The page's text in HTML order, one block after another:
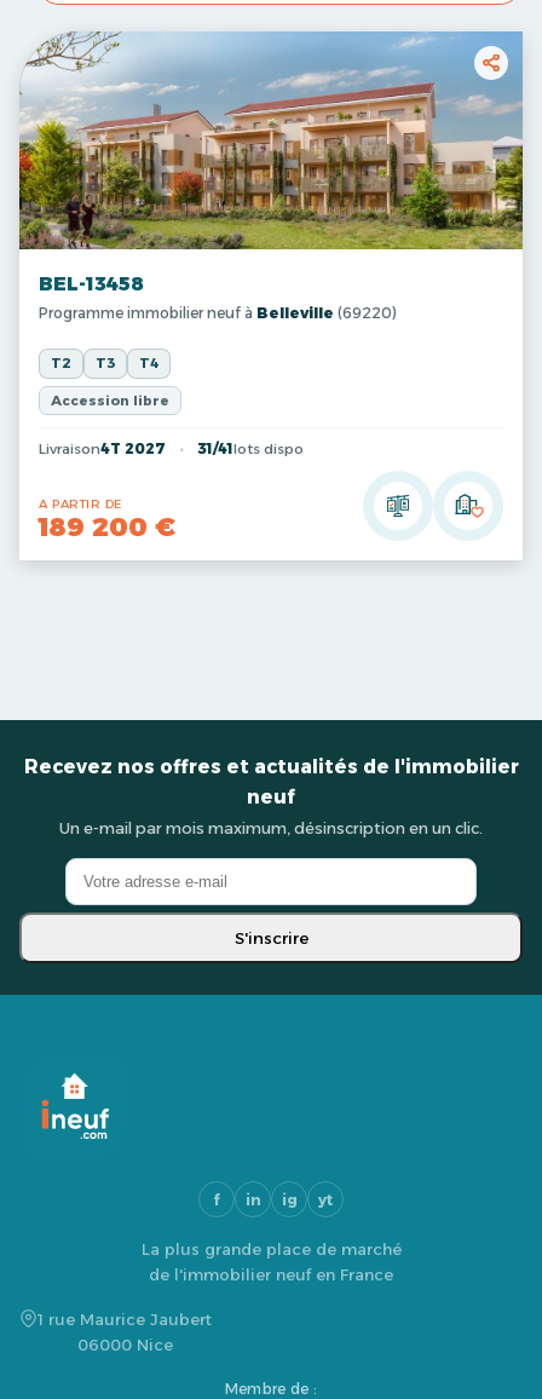
BEL-13458
Programme immobilier neuf à Belleville (69220)
T2 T3 T4
Accession libre
Livraison4T 2027 31/41 lots dispo
A PARTIR DE
189 200 €
Recevez nos offres et actualités de l'immobilier
neuf
Un e-mail par mois maximum, désinscription en un clic.
S'inscrire
f in ig yt
La plus grande place de marché
de l'immobilier neuf en France
1 rue Maurice Jaubert
06000 Nice
Membre de :